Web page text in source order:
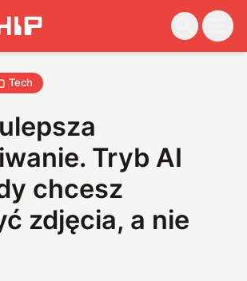
Tech
Tryb AI
chcesz
zdjęcia, a nie